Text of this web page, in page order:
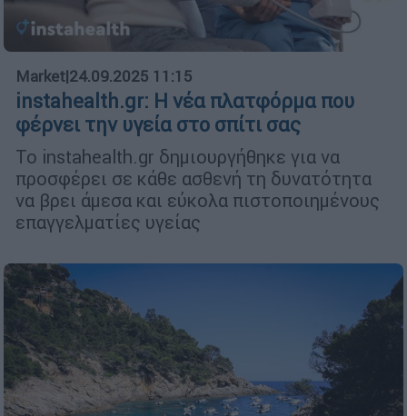
Market|24.09.2025 11:15
instahealth.gr: Η νέα πλατφόρμα που
φέρνει την υγεία στο σπίτι σας
Το instahealth.gr δημιουργήθηκε για να
προσφέρει σε κάθε ασθενή τη δυνατότητα
να βρει άμεσα και εύκολα πιστοποιημένους
επαγγελματίες υγείας